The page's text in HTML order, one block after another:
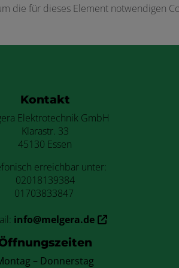
die für dieses Element notwendigen
Kontakt
Elektrotechnik GmbH
Klarastr. 33
45130 Essen
erreichbar unter:
02018139384
01703833847
info@melgera.de
– Donnerstag